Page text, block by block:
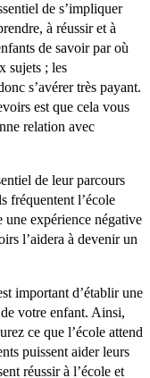
de s’impliquer
à réussir et à
de savoir par où
sujets ; les
s’avérer très payant.
est que cela vous
relation avec
de leur parcours
fréquentent l’école
une expérience négative
l’aidera à devenir un
important d’établir une
votre enfant. Ainsi,
ce que l’école attend
puissent aider leurs
réussir à l’école et